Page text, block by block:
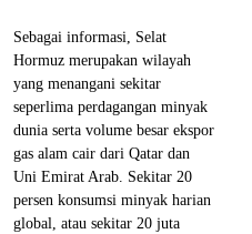
Sebagai informasi, Selat
Hormuz merupakan wilayah
yang menangani sekitar
seperlima perdagangan minyak
dunia serta volume besar ekspor
gas alam cair dari Qatar dan
Uni Emirat Arab. Sekitar 20
persen konsumsi minyak harian
global, atau sekitar 20 juta